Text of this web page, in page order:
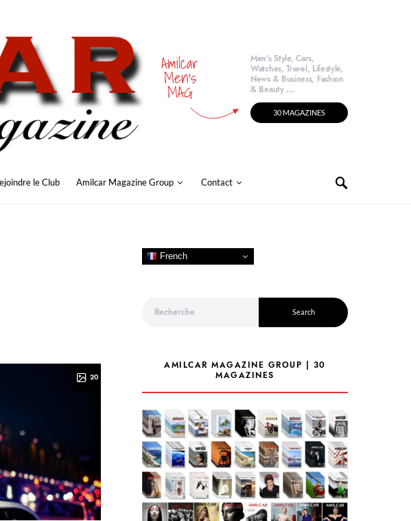
Amilcar
Men's
MAG
Men's Style, Cars,
Watches, Travel, Lifestyle,
News & Business, Fashion
& Beauty ...
30 MAGAZINES
le Club Amilcar Magazine Group Contact
20
French
Search
AMILCAR MAGAZINE GROUP | 30
MAGAZINES